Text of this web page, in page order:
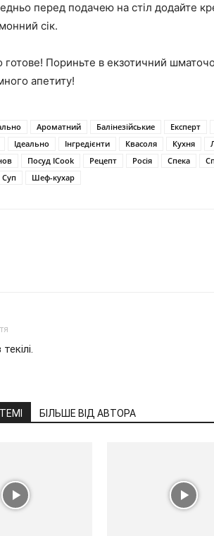
перед подачею на стіл додайте
сік.
Пориньте в екзотичний
апетиту!
Ароматний Балінезійськие Експерт
Ідеально Інгредієнти Квасоля Кухня
Посуд ICook Рецепт Росія Спека
Суп Шеф-кухар
БІЛЬШЕ ВІД АВТОРА